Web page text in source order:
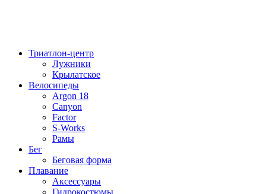
Триатлон-центр
Лужники
Крылатское
Велосипеды
Argon 18
Canyon
Factor
S-Works
Рамы
Бег
Беговая форма
Плавание
Аксессуары
Гидрокостюмы